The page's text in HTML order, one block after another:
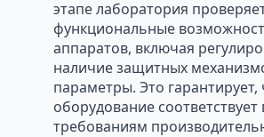
этапе лаборатория
функциональные
аппаратов, включая
наличие защитных
параметры. Это гарантирует,
оборудование
требованиям